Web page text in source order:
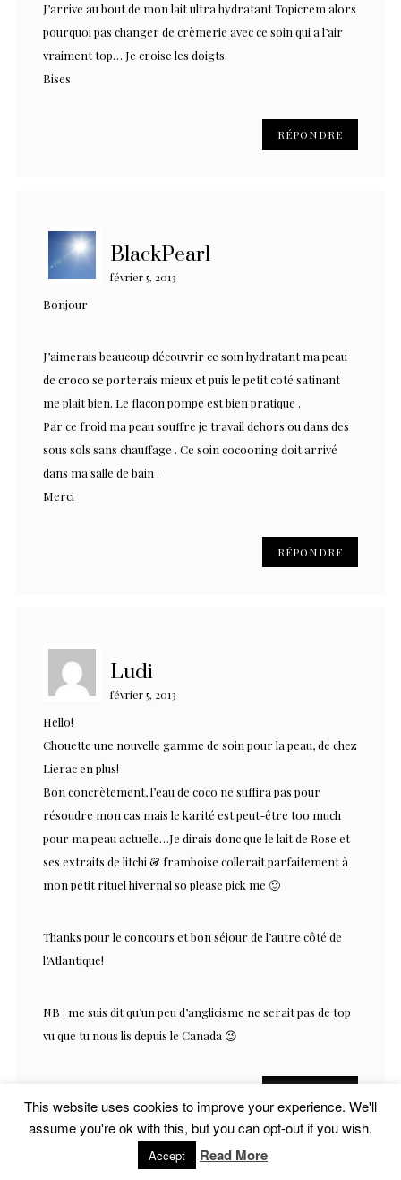
J’arrive au bout de mon lait ultra hydratant Topicrem alors
pourquoi pas changer de crèmerie avec ce soin qui a l’air
vraiment top… Je croise les doigts.
Bises
RÉPONDRE
BlackPearl
février 5, 2013
Bonjour
J’aimerais beaucoup découvrir ce soin hydratant ma peau
de croco se porterais mieux et puis le petit coté satinant
me plait bien. Le flacon pompe est bien pratique .
Par ce froid ma peau souffre je travail dehors ou dans des
sous sols sans chauffage . Ce soin cocooning doit arrivé
dans ma salle de bain .
Merci
RÉPONDRE
Ludi
février 5, 2013
Hello!
Chouette une nouvelle gamme de soin pour la peau, de chez
Lierac en plus!
Bon concrètement, l’eau de coco ne suffira pas pour
résoudre mon cas mais le karité est peut-être too much
pour ma peau actuelle…Je dirais donc que le lait de Rose et
ses extraits de litchi & framboise collerait parfaitement à
mon petit rituel hivernal so please pick me 🙂
Thanks pour le concours et bon séjour de l’autre côté de
l’Atlantique!
NB : me suis dit qu’un peu d’anglicisme ne serait pas de top
vu que tu nous lis depuis le Canada 😉
This website uses cookies to improve your experience. We'll
assume you're ok with this, but you can opt-out if you wish.
Accept Read More